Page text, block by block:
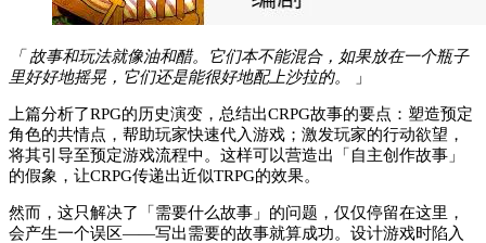
「 故事和玩法就像油和醋。它们本不能混合，如果放在一个瓶子
里好好地摇晃，它们还是能很好地配上沙拉的。
」
上篇分析了RPG的历史演变，总结出CRPG故事的要点：塑造预定
角色的共情点，帮助玩家快速代入游戏；激发玩家的行动欲望，
将其引导至预定游戏流程中。这样可以营造出「自主创作故事」
的假象，让CRPG传递出近似TRPG的效果。
然而，这只解决了「需要什么故事」的问题，仅仅停留在这里，
会产生一个误区——写出需要的故事就算成功。设计游戏时陷入